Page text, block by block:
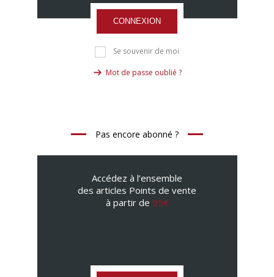
CONNEXION
Se souvenir de moi
Mot de passe oublié ?
Pas encore abonné ?
Accédez à l’ensemble
des articles Points de vente
à partir de 95€